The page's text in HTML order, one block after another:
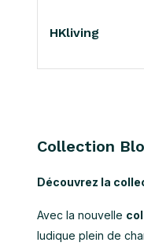
HKliving
Collection
Découvrez la
Avec la nouvelle
ludique plein de